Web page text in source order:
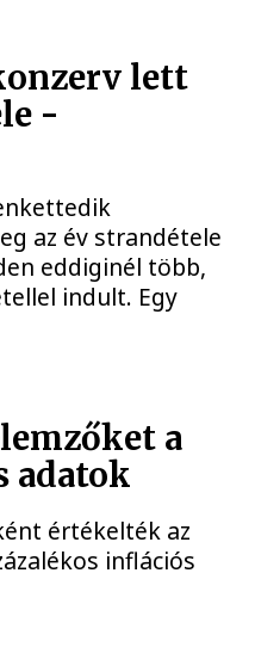
lett
-
az év strandétele
eddiginél több,
indult. Egy
a
adatok
értékelték az
inflációs